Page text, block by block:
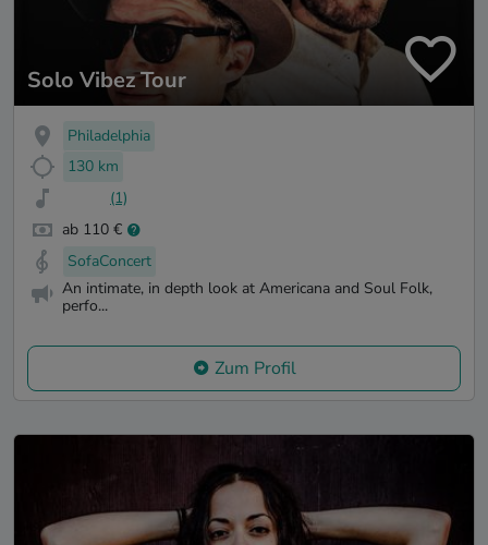
Solo Vibez Tour
Philadelphia
130 km
(1)
ab 110 €
SofaConcert
An intimate, in depth look at Americana and Soul Folk,
perfo...
Zum Profil